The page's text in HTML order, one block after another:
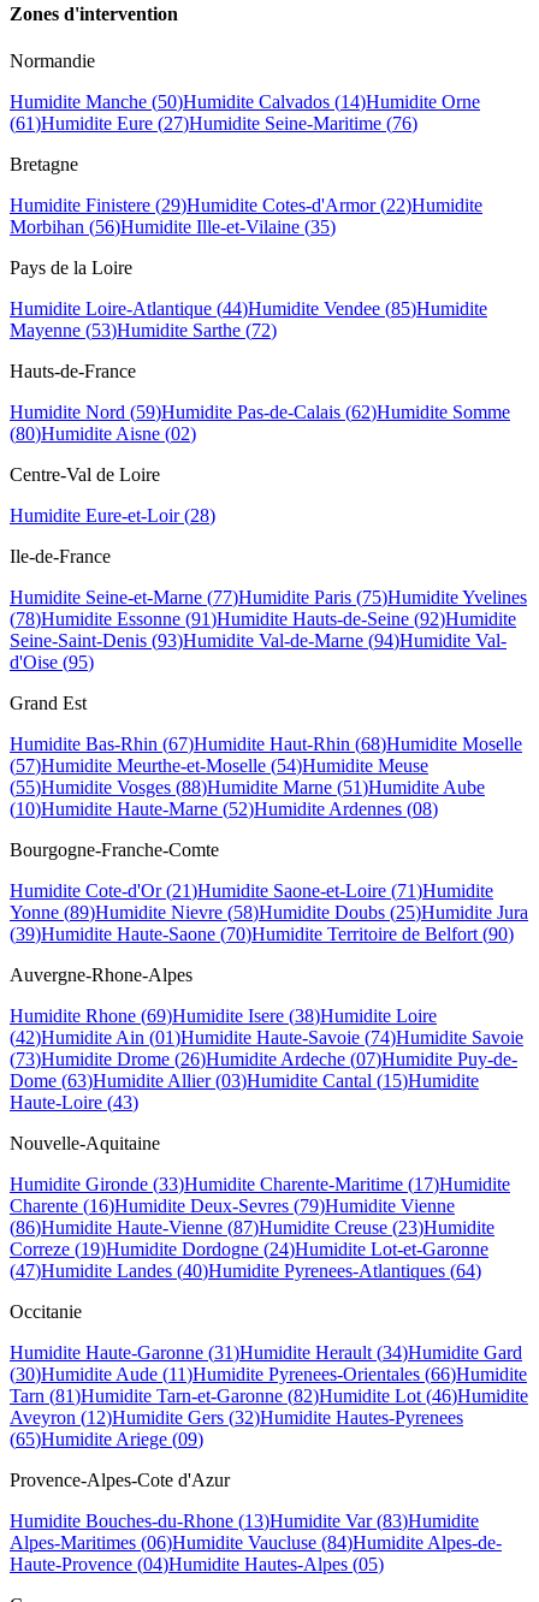
Zones d'intervention
Normandie
Humidite Manche (50)Humidite Calvados (14)Humidite Orne
(61)Humidite Eure (27)Humidite Seine-Maritime (76)
Bretagne
Humidite Finistere (29)Humidite Cotes-d'Armor(22)Humidite
Morbihan (56)Humidite Ille-et-Vilaine (35)
Pays de la Loire
Humidite Loire-Atlantique (44)Humidite Vendee (85)Humidite
Mayenne (53)Humidite Sarthe (72)
Hauts-de-France
Humidite Nord (59)Humidite Pas-de-Calais (62)Humidite Somme
(80)Humidite Aisne (02)
Centre-Val de Loire
Humidite Eure-et-Loir(28)
Ile-de-France
Humidite Seine-et-Marne (77)Humidite Paris (75)HumiditeYvelines
(78)Humidite Essonne (91)Humidite Hauts-de-Seine (92)Humidite
Seine-Saint-Denis (93)Humidite Val-de-Marne (94)Humidite Val-
d'Oise (95)
Grand Est
Humidite Bas-Rhin (67)Humidite Haut-Rhin (68)Humidite Moselle
(57)Humidite Meurthe-et-Moselle (54)Humidite Meuse
(55)Humidite Vosges (88)Humidite Marne (51)Humidite Aube
(10)Humidite Haute-Marne (52)Humidite Ardennes (08)
Bourgogne-Franche-Comte
Humidite Cote-d'Or(21)Humidite Saone-et-Loire (71)Humidite
Yonne (89)Humidite Nievre (58)Humidite Doubs (25)Humidite Jura
(39)Humidite Haute-Saone (70)Humidite Territoire de Belfort (90)
Auvergne-Rhone-Alpes
Humidite Rhone (69)Humidite Isere (38)Humidite Loire
(42)Humidite Ain (01)Humidite Haute-Savoie (74)Humidite Savoie
(73)Humidite Drome (26)Humidite Ardeche (07)Humidite Puy-de-
Dome (63)Humidite Allier(03)Humidite Cantal (15)Humidite
Haute-Loire (43)
Nouvelle-Aquitaine
Humidite Gironde (33)Humidite Charente-Maritime (17)Humidite
Charente (16)Humidite Deux-Sevres (79)Humidite Vienne
(86)Humidite Haute-Vienne (87)Humidite Creuse (23)Humidite
Correze (19)Humidite Dordogne (24)Humidite Lot-et-Garonne
(47)Humidite Landes (40)Humidite Pyrenees-Atlantiques (64)
Occitanie
Humidite Haute-Garonne (31)Humidite Herault (34)Humidite Gard
(30)Humidite Aude (11)Humidite Pyrenees-Orientales (66)Humidite
Tarn (81)Humidite Tarn-et-Garonne (82)Humidite Lot (46)Humidite
Aveyron (12)Humidite Gers (32)Humidite Hautes-Pyrenees
(65)Humidite Ariege (09)
Provence-Alpes-Cote d'Azur
Humidite Bouches-du-Rhone (13)Humidite Var(83)Humidite
Alpes-Maritimes (06)Humidite Vaucluse (84)Humidite Alpes-de-
Haute-Provence (04)Humidite Hautes-Alpes (05)